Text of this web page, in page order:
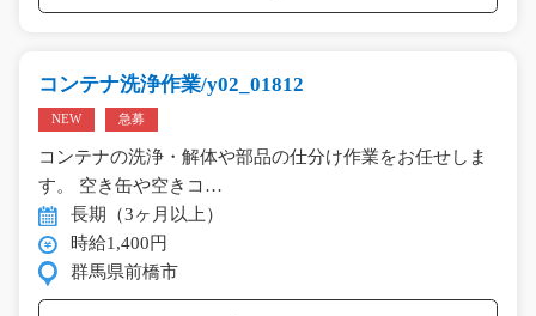
コンテナ洗浄作業/y02_01812
NEW 急募
コンテナの洗浄・解体や部品の仕分け作業をお任せしま
す。 空き缶や空きコ…
長期（3ヶ月以上）
時給1,400円
群馬県前橋市